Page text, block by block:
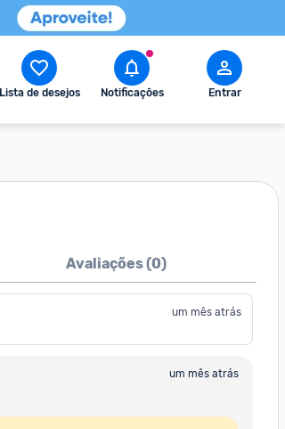
Lista de desejos Notificações Entrar
Avaliações (0)
um mês atrás
um mês atrás